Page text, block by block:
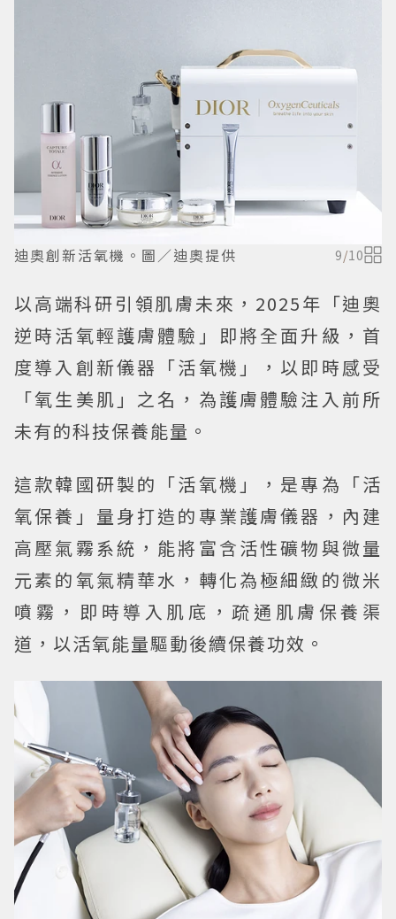
迪奧創新活氧機。圖／迪奧提供 9/10
以高端科研引領肌膚未來，2025年「迪奧
逆時活氧輕護膚體驗」即將全面升級，首
度導入創新儀器「活氧機」，以即時感受
「氧生美肌」之名，為護膚體驗注入前所
未有的科技保養能量。
這款韓國研製的「活氧機」，是專為「活
氧保養」量身打造的專業護膚儀器，內建
高壓氣霧系統，能將富含活性礦物與微量
元素的氧氣精華水，轉化為極細緻的微米
噴霧，即時導入肌底，疏通肌膚保養渠
道，以活氧能量驅動後續保養功效。